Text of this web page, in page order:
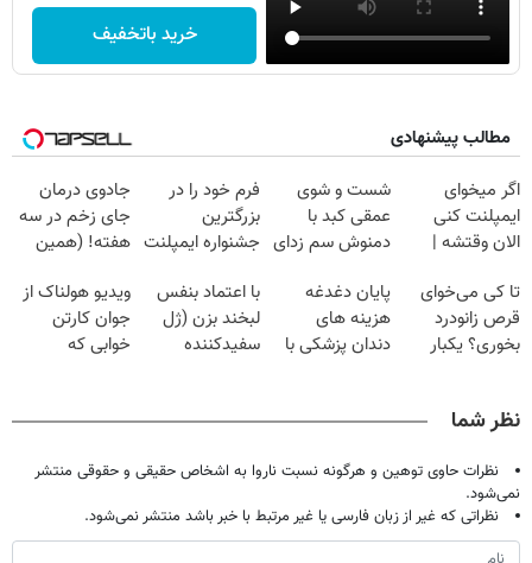
خرید باتخفیف
مطالب پیشنهادی
اگر میخوای
ایمپلنت کنی
الان وقتشه |
میلیون تومان!!!
شست و شوی
عمقی کبد با
دمنوش سم زدای
فرم خود را در
بزرگترین
جشنواره ایمپلنت
فقط ۲۵ میلیون
جادوی درمان
جای زخم در سه
هفته! (همین
صحبت کنید)
تا کی می‌خوای
قرص زانودرد
بخوری؟ یکبار
پایان دغدغه
هزینه های
دندان پزشکی با
با اعتماد بنفس
لبخند بزن (ژل
سفیدکننده
ویدیو هولناک از
جوان کارتن
خوابی که
نظر شما
نظرات حاوی توهین و هرگونه نسبت ناروا به اشخاص حقیقی و حقوقی منتشر
نمی‌شود.
نظراتی که غیر از زبان فارسی یا غیر مرتبط با خبر باشد منتشر نمی‌شود.